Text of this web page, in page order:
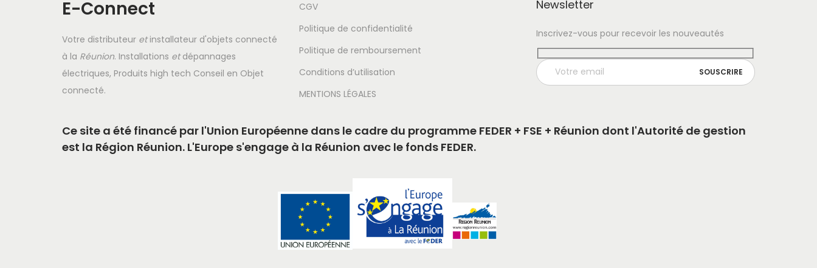
E-Connect
Votre distributeur etinstallateur d'objets connecté
à la Réunion. Installations etdépannages
électriques, Produits high tech Conseil en Objet
connecté.
CGV
Politique de confidentialité
Politique de remboursement
Conditions d’utilisation
MENTIONS LÉGALES
Newsletter
Inscrivez-vous pour recevoir les nouveautés
Ce site a été financé par l'Union Européenne dans le cadre du programme FEDER + FSE + Réunion dont l'Autorité de gestion
est la Région Réunion. L'Europe s'engage à la Réunion avec le fonds FEDER.